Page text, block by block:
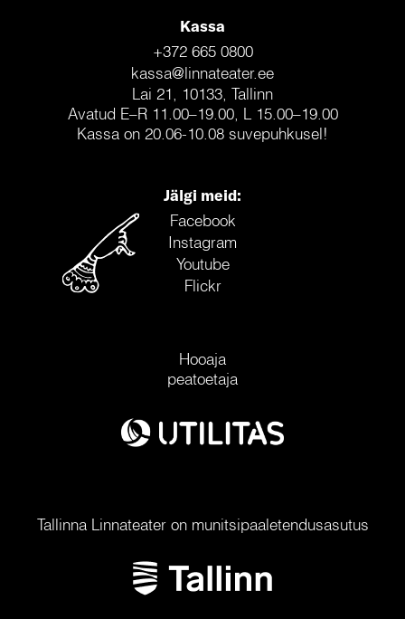
Kassa
+372 665 0800
kassa@linnateater.ee
Lai 21, 10133, Tallinn
Avatud E–R 11.00–19.00, L 15.00–19.00
Kassa on 20.06-10.08 suvepuhkusel!
Jälgi meid:
Facebook
Instagram
Youtube
Flickr
Hooaja
peatoetaja
Tallinna Linnateater on munitsipaaletendusasutus